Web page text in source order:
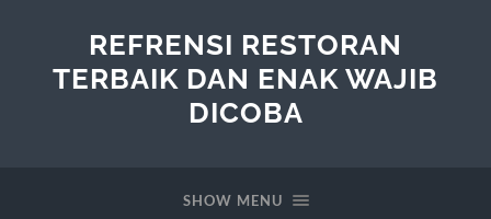
REFRENSI RESTORAN
TERBAIK DAN ENAK WAJIB
DICOBA
SHOW MENU